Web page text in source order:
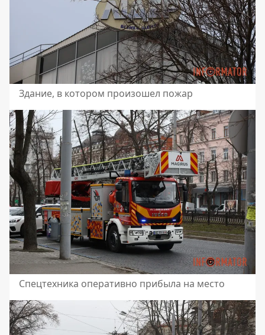
Здание, в котором произошел пожар
Спецтехника оперативно прибыла на место